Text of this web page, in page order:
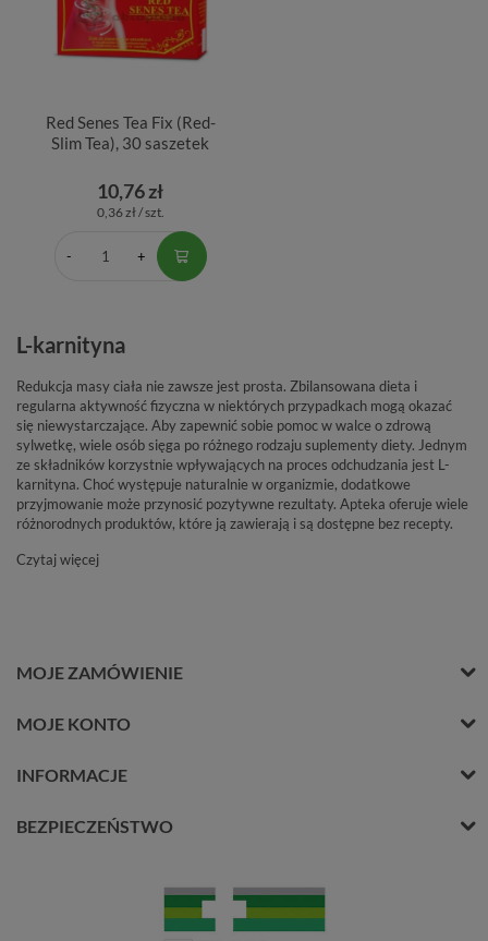
Red Senes Tea Fix (Red-
Slim Tea), 30 saszetek
10,76 zł
0,36 zł / szt.
L-karnityna
Redukcja masy ciała nie zawsze jest prosta. Zbilansowana dieta i
regularna aktywność fizyczna w niektórych przypadkach mogą okazać
się niewystarczające. Aby zapewnić sobie pomoc w walce o zdrową
sylwetkę, wiele osób sięga po różnego rodzaju suplementy diety. Jednym
ze składników korzystnie wpływających na proces odchudzania jest L-
karnityna. Choć występuje naturalnie w organizmie, dodatkowe
przyjmowanie może przynosić pozytywne rezultaty. Apteka oferuje wiele
różnorodnych produktów, które ją zawierają i są dostępne bez recepty.
Czytaj więcej
MOJE ZAMÓWIENIE
MOJE KONTO
INFORMACJE
BEZPIECZEŃSTWO